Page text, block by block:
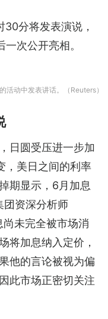
分将发表演说，
次公开亮相。
动中发表讲话。（Reuters）
日圆受压进一步加
，美日之间的利率
期显示，6月加息
团资深分析师
未完全被市场消
将加息纳入定价，
他的言论被视为偏
此市场正密切关注